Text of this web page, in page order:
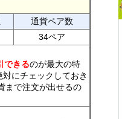
通貨ペア数
34ペア
できるのが最大の特
にチェックしておき
まで注文が出せるの